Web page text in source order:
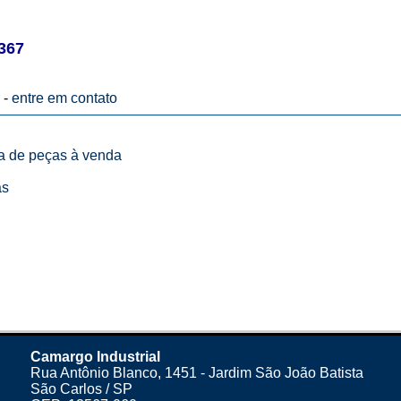
- entre em contato
de peças à venda
Camargo Industrial
Rua Antônio Blanco, 1451 - Jardim São João Batista
São Carlos / SP